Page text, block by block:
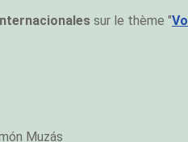
sur le thème "
Muzás